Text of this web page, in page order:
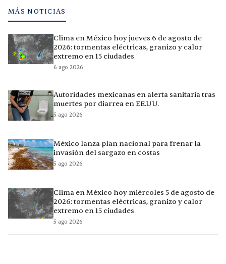
MÁS NOTICIAS
Clima en México hoy jueves 6 de agosto de
2026: tormentas eléctricas, granizo y calor
extremo en 15 ciudades
6 ago 2026
Autoridades mexicanas en alerta sanitaria tras
muertes por diarrea en EE.UU.
5 ago 2026
México lanza plan nacional para frenar la
invasión del sargazo en costas
5 ago 2026
Clima en México hoy miércoles 5 de agosto de
2026: tormentas eléctricas, granizo y calor
extremo en 15 ciudades
5 ago 2026